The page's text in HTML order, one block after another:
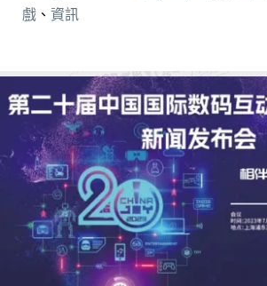
戲 、 資訊